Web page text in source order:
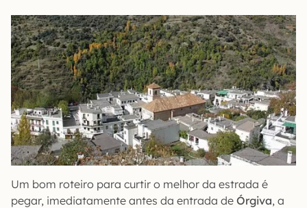
Um bom roteiro para curtir o melhor da estrada é
pegar, imediatamente antes da entrada de Órgiva, a